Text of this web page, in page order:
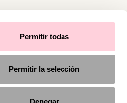
Permitir todas
Permitir la selección
Denegar